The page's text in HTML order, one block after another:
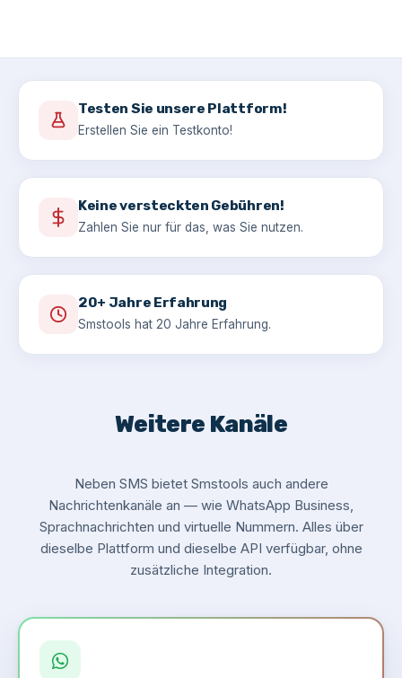
Testen Sie unsere Plattform!
Erstellen Sie ein Testkonto!
Keine versteckten Gebühren!
Zahlen Sie nur für das, was Sie nutzen.
20+ Jahre Erfahrung
Smstools hat 20 Jahre Erfahrung.
Weitere Kanäle
Neben SMS bietet Smstools auch andere
Nachrichtenkanäle an — wie WhatsApp Business,
Sprachnachrichten und virtuelle Nummern. Alles über
dieselbe Plattform und dieselbe API verfügbar, ohne
zusätzliche Integration.